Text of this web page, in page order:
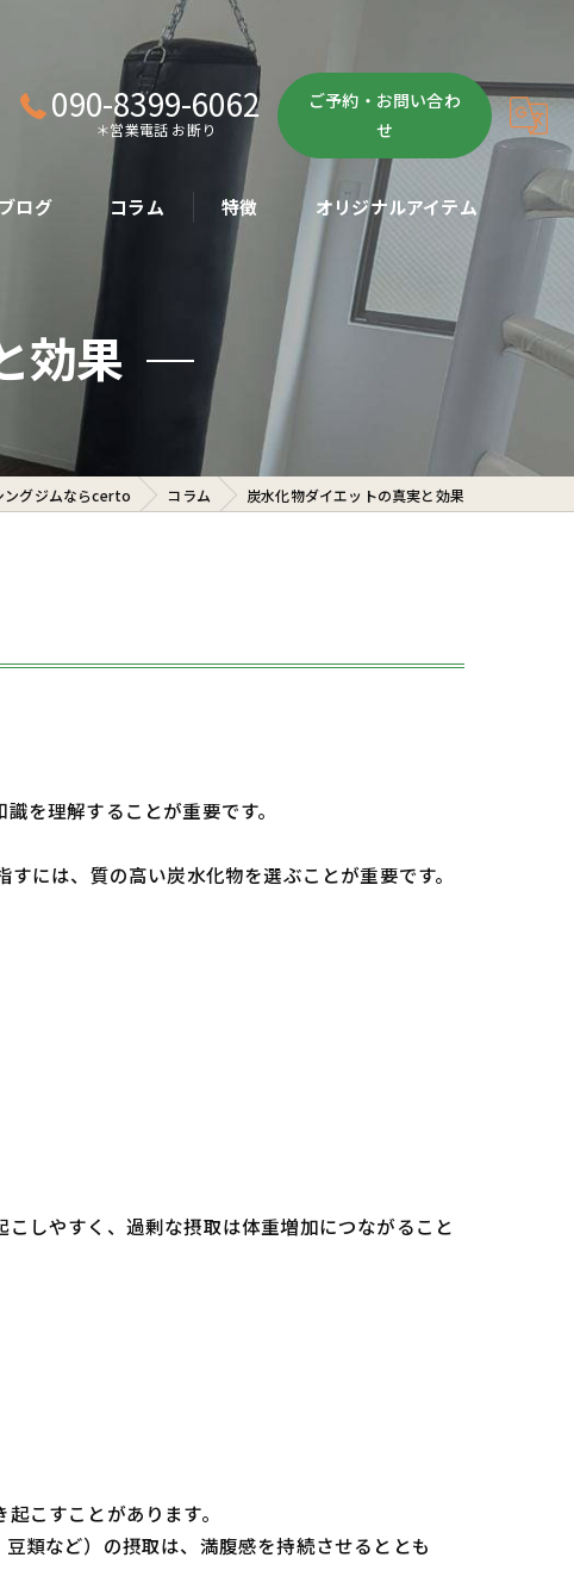
090-8399-6062
＊営業電話 お断り
ご予約・お問い合わ
せ
ブログ コラム 特徴
ボクササイズ
パーソナル
ボディメイク
初心者
ダイエット
オリジナルアイテム
効果
ングジムならcerto コラム 炭水化物ダイエットの真実と効果
を理解することが重要です。
には、質の高い炭水化物を選ぶことが重要です。
しやすく、過剰な摂取は体重増加につながること
こすことがあります。
類など）の摂取は、満腹感を持続させるととも